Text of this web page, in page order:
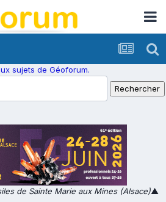
sujets de Géoforum.
de Sainte Marie aux Mines (Alsace)▲